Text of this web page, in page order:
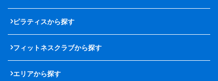
ピラティスから探す
フィットネスクラブから探す
エリアから探す